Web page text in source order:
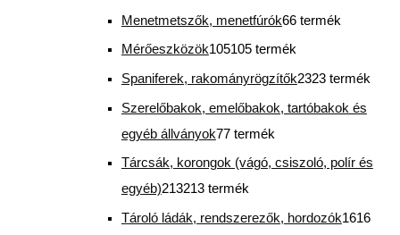
Menetmetszők, menetfúrók66 termék
Mérőeszközök105105 termék
Spaniferek, rakományrögzítők2323 termék
Szerelőbakok, emelőbakok, tartóbakok és
egyéb állványok77 termék
Tárcsák, korongok (vágó, csiszoló, polír és
egyéb)213213 termék
Tároló ládák, rendszerezők, hordozók1616